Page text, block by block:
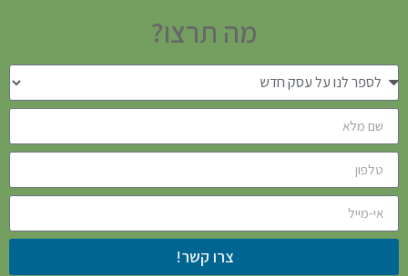
מה תרצו?
צרו קשר!